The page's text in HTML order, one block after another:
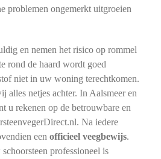
problemen ongemerkt uitgroeien
en nemen het risico op rommel
rond de haard wordt goed
niet in uw woning terechtkomen.
alles netjes achter. In Aalsmeer en
u rekenen op de betrouwbare en
Na iedere
een officieel veegbewijs.
professioneel is